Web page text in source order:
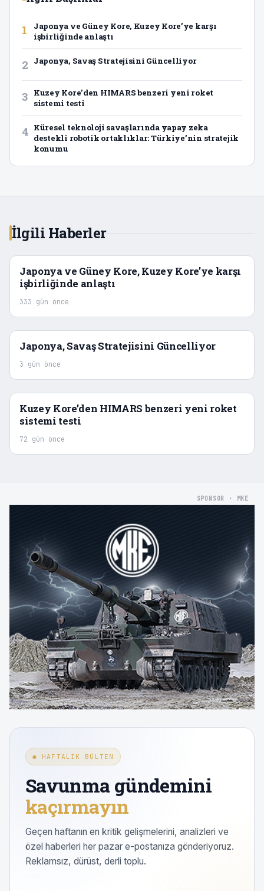
1
Japonya ve Güney Kore, Kuzey Kore’ye karşı
işbirliğinde anlaştı
2 Japonya, Savaş Stratejisini Güncelliyor
3
Kuzey Kore’den HIMARS benzeri yeni roket
sistemi testi
4 Küresel teknoloji savaşlarında yapay zeka
destekli robotik ortaklıklar: Türkiye’nin stratejik
konumu
İlgili Haberler
Japonya ve Güney Kore, Kuzey Kore’ye karşı
işbirliğinde anlaştı
333 gün önce
Japonya, Savaş Stratejisini Güncelliyor
3 gün önce
Kuzey Kore’den HIMARS benzeri yeni roket
sistemi testi
72 gün önce
SPONSOR · MKE
● HAFTALIK BÜLTEN
Savunma gündemini
kaçırmayın
Geçen haftanın en kritik gelişmelerini, analizleri ve
özel haberleri her pazar e-postanıza gönderiyoruz.
Reklamsız, dürüst, derli toplu.